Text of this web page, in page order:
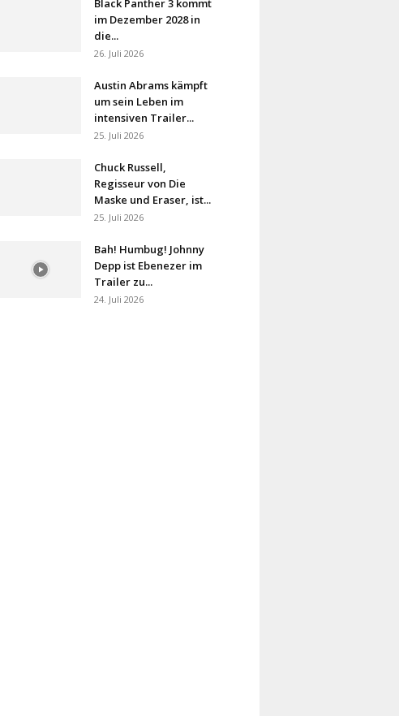
im Dezember 2028 in
die...
26. Juli 2026
Austin Abrams kämpft
um sein Leben im
intensiven Trailer...
25. Juli 2026
Chuck Russell,
Regisseur von Die
Maske und Eraser, ist...
25. Juli 2026
Bah! Humbug! Johnny
Depp ist Ebenezer im
Trailer zu...
24. Juli 2026